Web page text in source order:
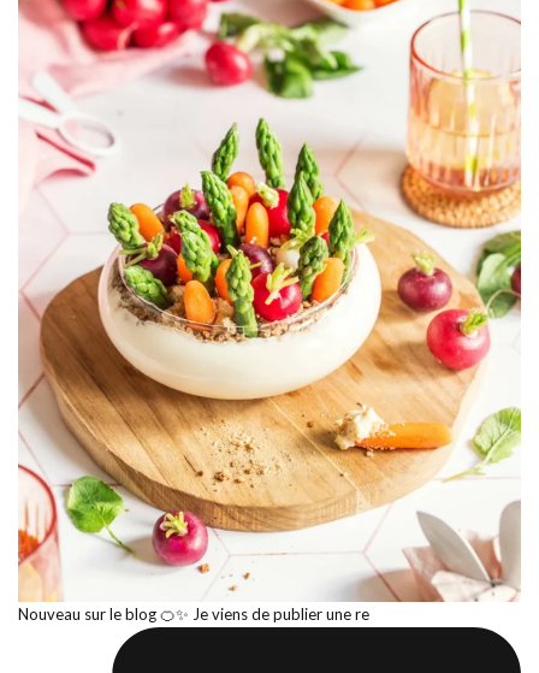
Nouveau sur le blog 🍊✨ Je viens de publier une re